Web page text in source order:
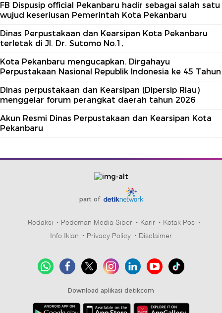
FB Dispusip official Pekanbaru hadir sebagai salah satu
wujud keseriusan Pemerintah Kota Pekanbaru
Dinas Perpustakaan dan Kearsipan Kota Pekanbaru
terletak di Jl. Dr. Sutomo No.1,
Kota Pekanbaru mengucapkan. Dirgahayu
Perpustakaan Nasional Republik Indonesia ke 45 Tahun
Dinas perpustakaan dan Kearsipan (Dipersip Riau)
menggelar forum perangkat daerah tahun 2026
Akun Resmi Dinas Perpustakaan dan Kearsipan Kota
Pekanbaru
part of
Redaksi Pedoman Media Siber Karir
Kotak Pos
Info Iklan
Privacy Policy Disclaimer
Download aplikasi detikcom